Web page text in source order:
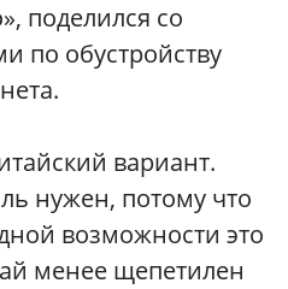
поделился со
по обустройству
вариант.
нужен, потому что
возможности это
менее щепетилен